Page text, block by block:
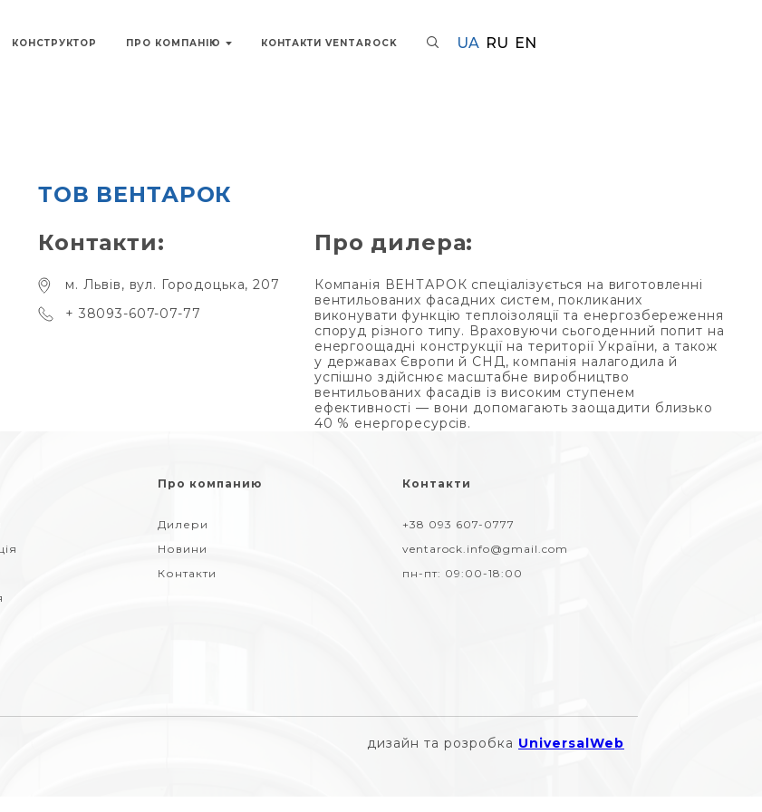
КОНСТРУКТОР ПРО КОМПАНІЮ КОНТАКТИ VENTAROCK UA RU EN
ТОВ ВЕНТАРОК
Контакти:
м. Львів, вул. Городоцька, 207
+ 38093-607-07-77
Про дилера:
Компанія ВЕНТАРОК спеціалізується на виготовленні
вентильованих фасадних систем, покликаних
виконувати функцію теплоізоляції та енергозбереження
споруд різного типу. Враховуючи сьогоденний попит на
енергоощадні конструкції на території України, а також
у державах Європи й СНД, компанія налагодила й
успішно здійснює масштабне виробництво
вентильованих фасадів із високим ступенем
ефективності — вони допомагають заощадити близько
40 % енергоресурсів.
Про компанию
Дилери
Новини
Контакти
Контакти
+38 093 607-0777
ventarock.info@gmail.com
пн-пт: 09:00-18:00
дизайн та розробка UniversalWeb